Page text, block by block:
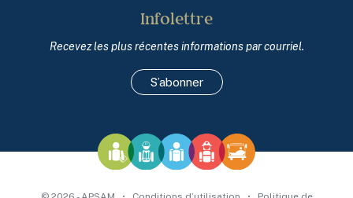
Infolettre
Recevez les plus récentes informations par courriel.
S’abonner